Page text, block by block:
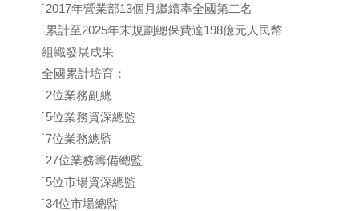
˙2017年營業部13個月繼續率全國第二名
˙累計至2025年末規劃總保費達198億元人民幣
組織發展成果
全國累計培育：
˙2位業務副總
˙5位業務資深總監
˙7位業務總監
˙27位業務籌備總監
˙5位市場資深總監
˙34位市場總監